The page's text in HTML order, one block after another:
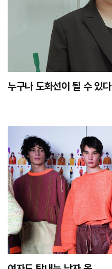
누구나 도화선이 될 수 있다